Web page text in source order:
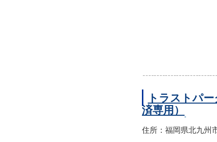
トラストパ
済専用）
住所：福岡県北九州